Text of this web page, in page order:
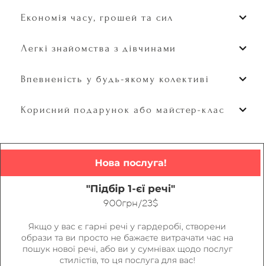
Економія часу, грошей та сил
Легкі знайомства з дівчинами
Впевненість у будь-якому колективі
Корисний подарунок або майстер-клас
Нова послуга!
"Підбір 1-єї речі"
900грн/23$
Якщо у вас є гарні речі у гардеробі, створени
образи та ви просто не бажаєте витрачати час на
пошук нової речі, або ви у сумнівах щодо послуг
стилістів, то ця послуга для вас!